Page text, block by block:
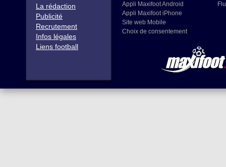
La rédaction
Publicité
Recrutement
Infos légales
Liens football
Appli Maxifoot Android
Appli Maxifoot iPhone
Site web Mobile
Choix de consentement